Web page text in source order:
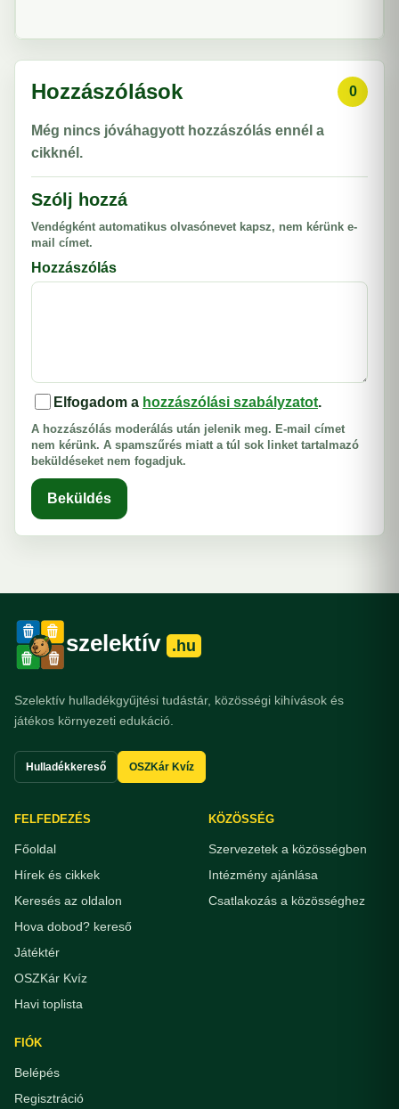
Hozzászólások 0
Még nincs jóváhagyott hozzászólás ennél a
cikknél.
Szólj hozzá
Vendégként automatikus olvasónevet kapsz, nem kérünk e-
mail címet.
Hozzászólás
Elfogadom a hozzászólási szabályzatot.
A hozzászólás moderálás után jelenik meg. E-mail címet
nem kérünk. A spamszűrés miatt a túl sok linket tartalmazó
beküldéseket nem fogadjuk.
Beküldés
szelektív .hu
Szelektív hulladékgyűjtési tudástár, közösségi kihívások és
játékos környezeti edukáció.
Hulladékkereső OSZKár Kvíz
FELFEDEZÉS
Főoldal
Hírek és cikkek
Keresés az oldalon
Hova dobod? kereső
Játéktér
OSZKár Kvíz
Havi toplista
KÖZÖSSÉG
Szervezetek a közösségben
Intézmény ajánlása
Csatlakozás a közösséghez
FIÓK
Belépés
Regisztráció